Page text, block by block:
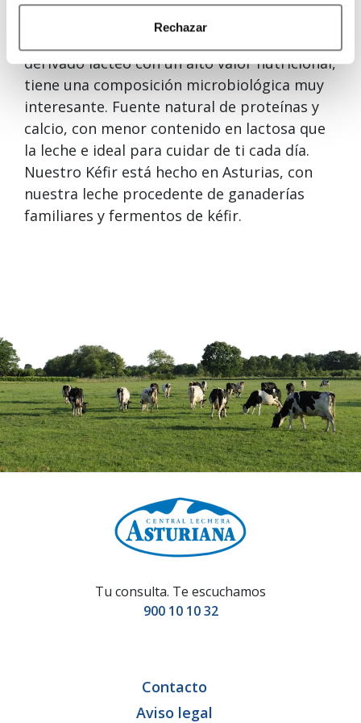
Rechazar
yogur, con la diferencia de que sus
derivado lácteo con un alto valor nutricional,
tiene una composición microbiológica muy
interesante. Fuente natural de proteínas y
calcio, con menor contenido en lactosa que
la leche e ideal para cuidar de ti cada día.
Nuestro Kéfir está hecho en Asturias, con
nuestra leche procedente de ganaderías
familiares y fermentos de kéfir.
Tu consulta. Te escuchamos
900 10 10 32
Contacto
Aviso legal